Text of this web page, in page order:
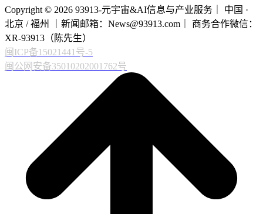
Copyright © 2026 93913-元宇宙&AI信息与产业服务｜ 中国 ·
北京 / 福州 ｜新闻邮箱：News@93913.com｜ 商务合作微信：
XR-93913（陈先生）
闽ICP备15021441号-5
闽公网安备35010202001762号